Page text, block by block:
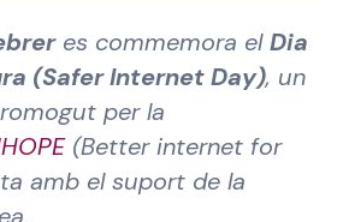
es commemora elDia
(Safer Internet Day), un
per la
(Better internet for
amb el suport de la